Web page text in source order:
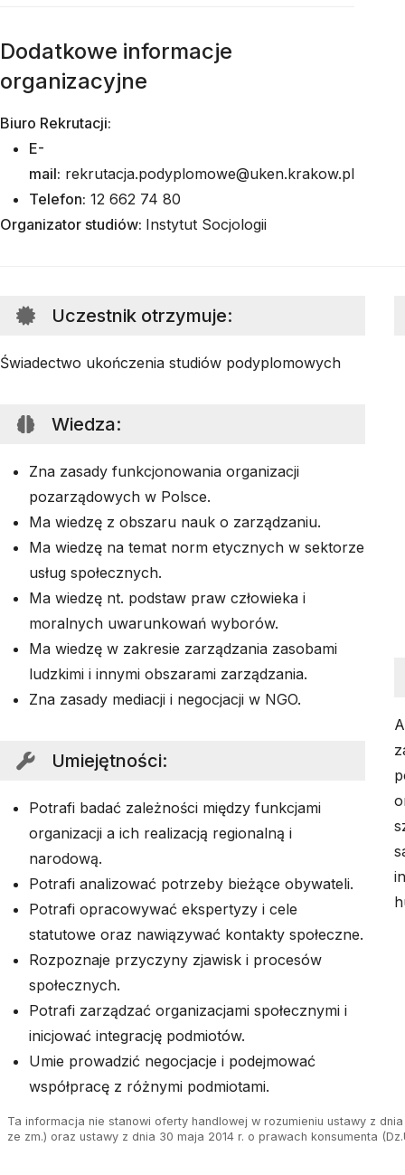
Dodatkowe informacje
organizacyjne
Biuro Rekrutacji:
E-
mail: rekrutacja.podyplomowe@uken.krakow.pl
Telefon: 12 662 74 80
Organizator studiów: Instytut Socjologii
Uczestnik otrzymuje:
Świadectwo ukończenia studiów podyplomowych
Wiedza:
Zna zasady funkcjonowania organizacji
pozarządowych w Polsce.
Ma wiedzę z obszaru nauk o zarządzaniu.
Ma wiedzę na temat norm etycznych w sektorze
usług społecznych.
Ma wiedzę nt. podstaw praw człowieka i
moralnych uwarunkowań wyborów.
Ma wiedzę w zakresie zarządzania zasobami
ludzkimi i innymi obszarami zarządzania.
Zna zasady mediacji i negocjacji w NGO.
Umiejętności:
Potrafi badać zależności między funkcjami
organizacji a ich realizacją regionalną i
narodową.
Potrafi analizować potrzeby bieżące obywateli.
Potrafi opracowywać ekspertyzy i cele
statutowe oraz nawiązywać kontakty społeczne.
Rozpoznaje przyczyny zjawisk i procesów
społecznych.
Potrafi zarządzać organizacjami społecznymi i
inicjować integrację podmiotów.
Umie prowadzić negocjacje i podejmować
współpracę z różnymi podmiotami.
Ta informacja nie stanowi oferty handlowej w rozumieniu ustawy z
ze zm.) oraz ustawy z dnia 30 maja 2014 r. o prawach konsumenta